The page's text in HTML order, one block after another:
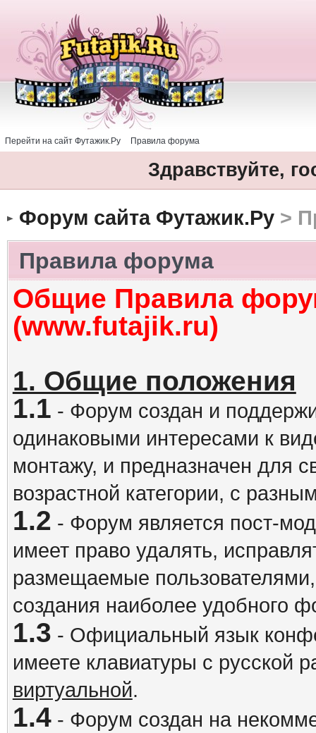
Перейти на сайт Футажик.Ру Правила форума
Здравствуйте,
Форум сайта Футажик.Ру>
Правила форума
Общие Правила
(www.futajik.ru)
1. Общие положения
1.1 - Форум создан и
одинаковыми интересами к
монтажу, и предназначен для
возрастной категории, с
1.2 - Форум является пост-
имеет право удалять,
размещаемые
создания наиболее удобного
1.3 - Официальный язык
имеете клавиатуры с русской
виртуальной.
1.4- Форум создан на